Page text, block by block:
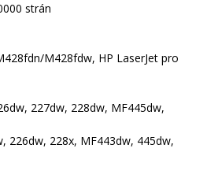
strán
M428fdw, HP LaserJet pro
227dw, 228dw, MF445dw,
226dw, 228x, MF443dw, 445dw,